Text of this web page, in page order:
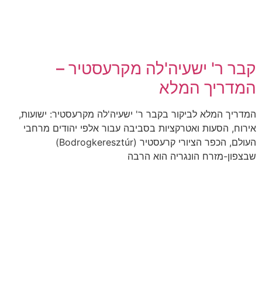
קבר ר' ישעיה'לה מקרעסטיר –
המדריך המלא
המדריך המלא לביקור בקבר ר' ישעיה'לה מקרעסטיר: ישועות,
אירוח, הסעות ואטרקציות בסביבה עבור אלפי יהודים מרחבי
העולם, הכפר הציורי קרעסטיר (Bodrogkeresztúr)
שבצפון-מזרח הונגריה הוא הרבה